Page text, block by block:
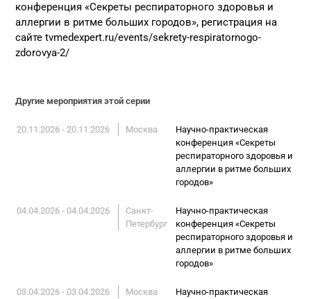
конференция «Секреты респираторного здоровья и
аллергии в ритме больших городов», регистрация на
сайте tvmedexpert.ru/events/sekrety-respiratornogo-
zdorovya-2/
Другие мероприятия этой серии
20.11.2026 - 20.11.2026 Москва
Научно-практическая
конференция «Секреты
респираторного здоровья и
аллергии в ритме больших
городов»
04.04.2026 - 04.04.2026
Санкт-
Петербург
Научно-практическая
конференция «Секреты
респираторного здоровья и
аллергии в ритме больших
городов»
03.04.2026 - 03.04.2026 Москва
Научно-практическая